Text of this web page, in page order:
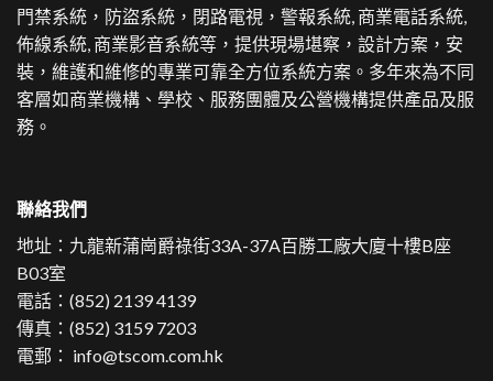
門禁系統，防盜系統，閉路電視，警報系統, 商業電話系統,
佈線系統, 商業影音系統等，提供現場堪察，設計方案，安
裝，維護和維修的專業可靠全方位系統方案。多年來為不同
客層如商業機構、學校、服務團體及公營機構提供產品及服
務。
聯絡我們
地址： 九龍新蒲崗爵祿街33A-37A百勝工廠大廈十樓B座
B03室
電話： (852) 2139 4139
傳真：(852) 3159 7203
電郵： info@tscom.com.hk